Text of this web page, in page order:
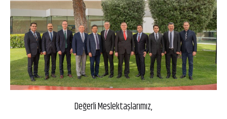
Değerli Meslektaşlarımız,